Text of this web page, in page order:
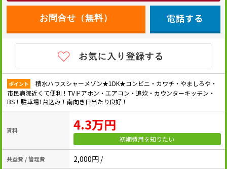
電話する
ポイント
積水ハウスシャーメゾン★1DK★コンビニ・カワチ・やましろや・
市民病院近くて便利！TVドアホン・エアコン・追炊・カウンターキッチン・
BS！駐車場1台込み！南向き日当たり良好！
賃料 4.3万円
初期費用を知りたい
共益費 / 管理費 2,000円 /